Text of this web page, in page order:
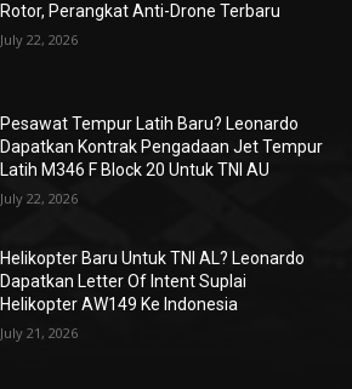
Rotor, Perangkat Anti-Drone Terbaru
July 22, 2026
Pesawat Tempur Latih Baru? Leonardo
Dapatkan Kontrak Pengadaan Jet Tempur
Latih M346 F Block 20 Untuk TNI AU
July 22, 2026
Helikopter Baru Untuk TNI AL? Leonardo
Dapatkan Letter Of Intent Suplai
Helikopter AW149 Ke Indonesia
July 21, 2026